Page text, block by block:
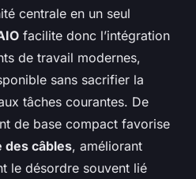
centrale en un seul
facilite donc l’intégration
de travail modernes,
sans sacrifier la
tâches courantes. De
de base compact favorise
des câbles, améliorant
le désordre souvent lié